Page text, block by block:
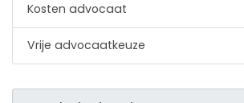
Kosten advocaat
Vrije advocaatkeuze